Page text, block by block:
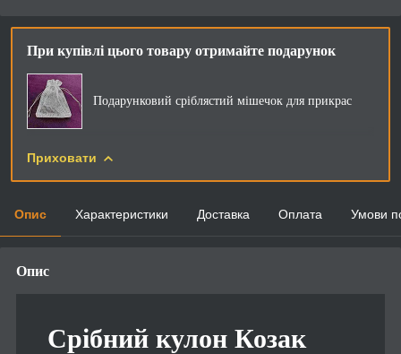
При купівлі цього товару отримайте подарунок
Подарунковий сріблястий мішечок для прикрас
Приховати
Опис Характеристики Доставка Оплата Умови
Опис
Срібний кулон Козак